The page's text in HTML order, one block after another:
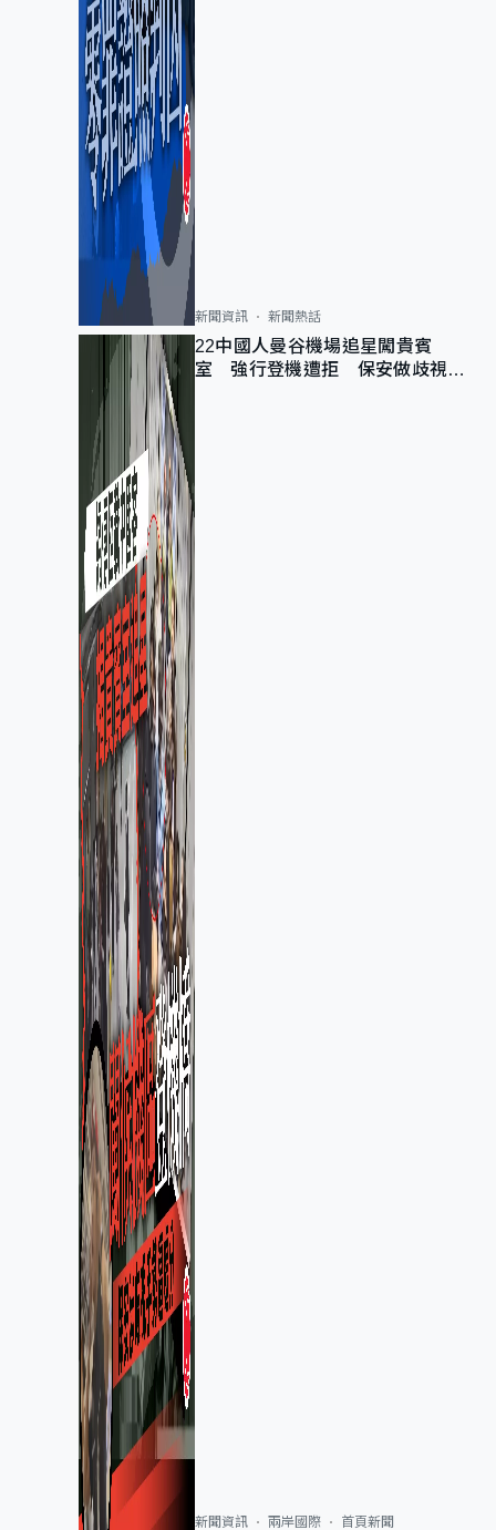
新聞資訊 新聞熱話
22中國人曼谷機場追星闖貴賓
室 強行登機遭拒 保安做歧視手
新聞資訊 兩岸國際 首頁新聞